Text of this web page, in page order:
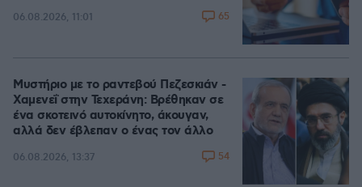
06.08.2026, 11:01 65
Μυστήριο με το ραντεβού Πεζεσκιάν -
Χαμενεΐ στην Τεχεράνη: Βρέθηκαν σε
ένα σκοτεινό αυτοκίνητο, άκουγαν,
αλλά δεν έβλεπαν ο ένας τον άλλο
06.08.2026, 13:37 54